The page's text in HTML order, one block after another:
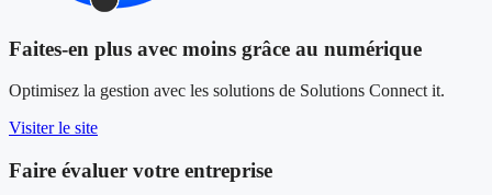
Faites-en plus avec moins grâce au numérique
Optimisez la gestion avec les solutions de Solutions Connect it.
Visiter le site
Faire évaluer votre entreprise